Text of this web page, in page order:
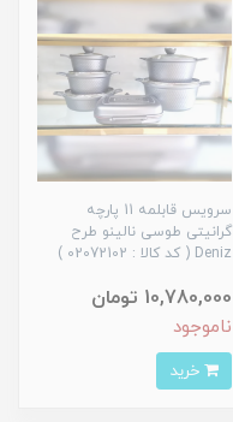
سرویس قابلمه 11 پارچه
گرانیتی طوسی نالینو طرح
Deniz ( کد کالا : 02072102 )
10,780,000 تومان
ناموجود